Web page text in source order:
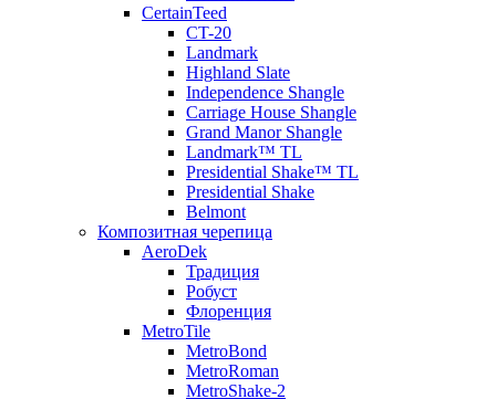
CertainTeed
CT-20
Landmark
Highland Slate
Independence Shangle
Carriage House Shangle
Grand Manor Shangle
Landmark™ TL
Presidential Shake™ TL
Presidential Shake
Belmont
Композитная черепица
AeroDek
Традиция
Робуст
Флоренция
MetroTile
MetroBond
MetroRoman
MetroShake-2